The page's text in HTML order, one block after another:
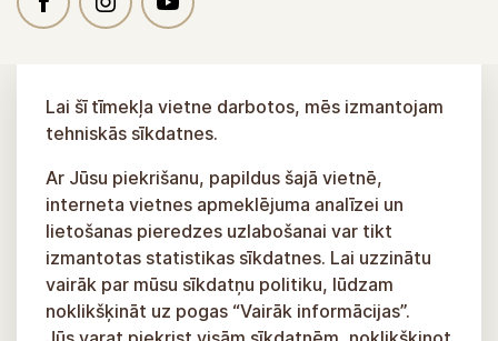
Lai šī tīmekļa vietne darbotos, mēs izmantojam
tehniskās sīkdatnes.
Ar Jūsu piekrišanu, papildus šajā vietnē,
interneta vietnes apmeklējuma analīzei un
lietošanas pieredzes uzlabošanai var tikt
izmantotas statistikas sīkdatnes. Lai uzzinātu
vairāk par mūsu sīkdatņu politiku, lūdzam
noklikšķināt uz pogas “Vairāk informācijas”.